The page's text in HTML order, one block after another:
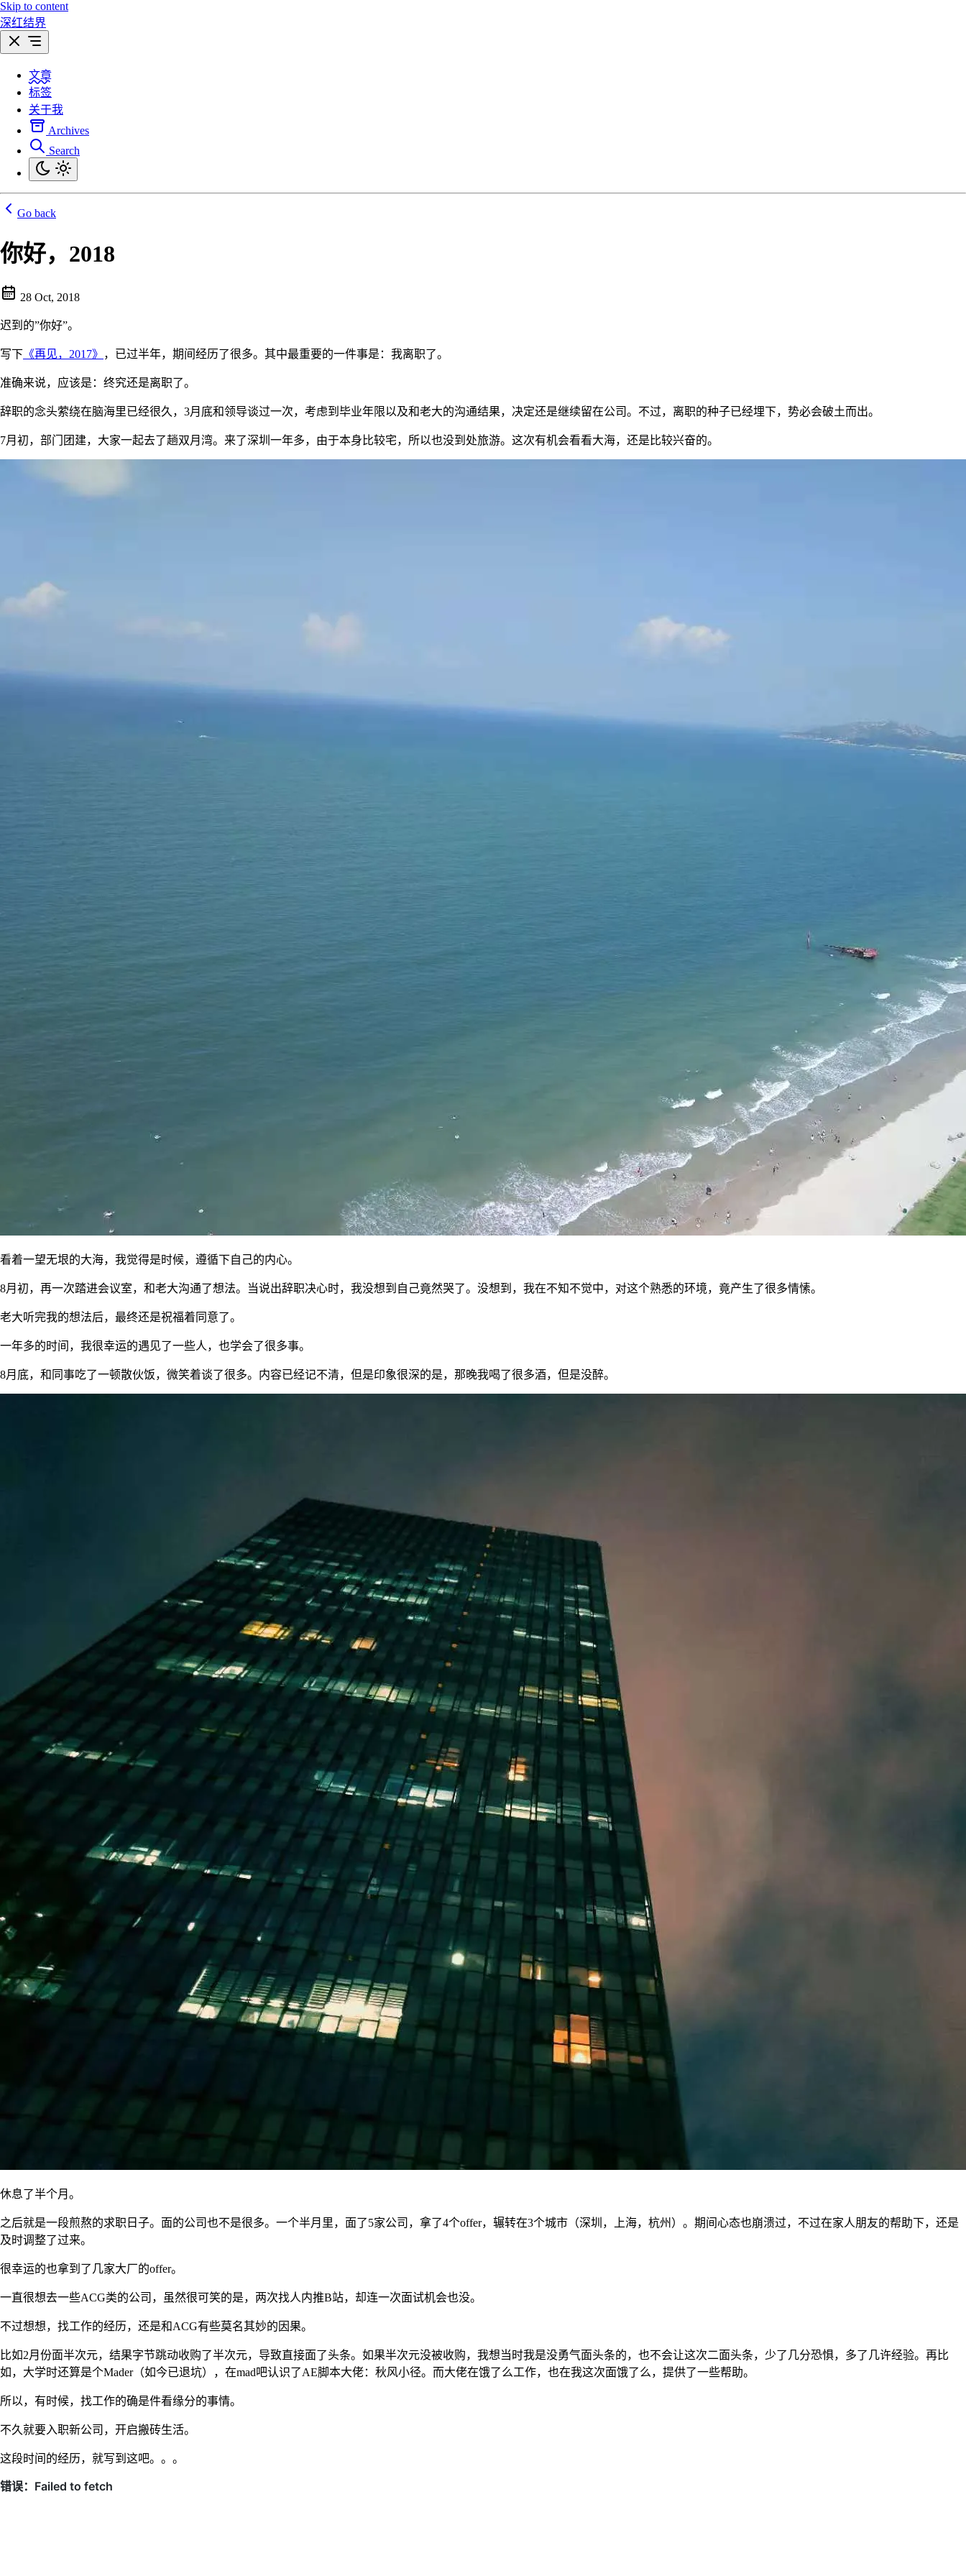
Skip to content
深红结界
文章
标签
关于我
Archives
Search
Go back
你好，2018
28 Oct, 2018
迟到的”你好”。
写下 《再见，2017》 ，已过半年，期间经历了很多。其中最重要的一件事是：我离职了。
准确来说，应该是：终究还是离职了。
辞职的念头萦绕在脑海里已经很久，3月底和领导谈过一次，考虑到毕业年限以及和老大的沟通结果，决定还是继续留在公司。不过，离职的种子已经埋下，势必会破土而出。
7月初，部门团建，大家一起去了趟双月湾。来了深圳一年多，由于本身比较宅，所以也没到处旅游。这次有机会看看大海，还是比较兴奋的。
看着一望无垠的大海，我觉得是时候，遵循下自己的内心。
8月初，再一次踏进会议室，和老大沟通了想法。当说出辞职决心时，我没想到自己竟然哭了。没想到，我在不知不觉中，对这个熟悉的环境，竟产生了很多情愫。
老大听完我的想法后，最终还是祝福着同意了。
一年多的时间，我很幸运的遇见了一些人，也学会了很多事。
8月底，和同事吃了一顿散伙饭，微笑着谈了很多。内容已经记不清，但是印象很深的是，那晚我喝了很多酒，但是没醉。
休息了半个月。
之后就是一段煎熬的求职日子。面的公司也不是很多。一个半月里，面了5家公司，拿了4个offer，辗转在3个城市（深圳，上海，杭州）。期间心态也崩溃过，不过在家人朋友的帮助下，还是
及时调整了过来。
很幸运的也拿到了几家大厂的offer。
一直很想去一些ACG类的公司，虽然很可笑的是，两次找人内推B站，却连一次面试机会也没。
不过想想，找工作的经历，还是和ACG有些莫名其妙的因果。
比如2月份面半次元，结果字节跳动收购了半次元，导致直接面了头条。如果半次元没被收购，我想当时我是没勇气面头条的，也不会让这次二面头条，少了几分恐惧，多了几许经验。再比
如，大学时还算是个Mader（如今已退坑），在mad吧认识了AE脚本大佬：秋风小径。而大佬在饿了么工作，也在我这次面饿了么，提供了一些帮助。
所以，有时候，找工作的确是件看缘分的事情。
不久就要入职新公司，开启搬砖生活。
这段时间的经历，就写到这吧。。。